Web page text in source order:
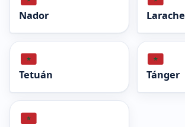
Nador Larache
Tetuán Tánger